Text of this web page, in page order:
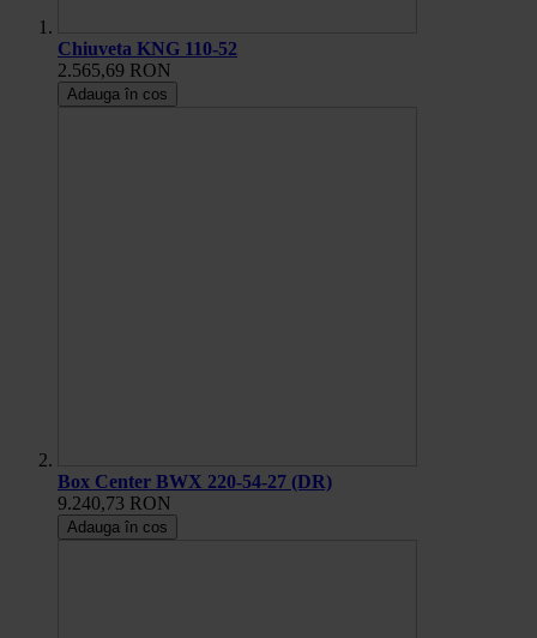
Chiuveta KNG 110-52
2.565,69 RON
Adauga în cos
Box Center BWX 220-54-27 (DR)
9.240,73 RON
Adauga în cos